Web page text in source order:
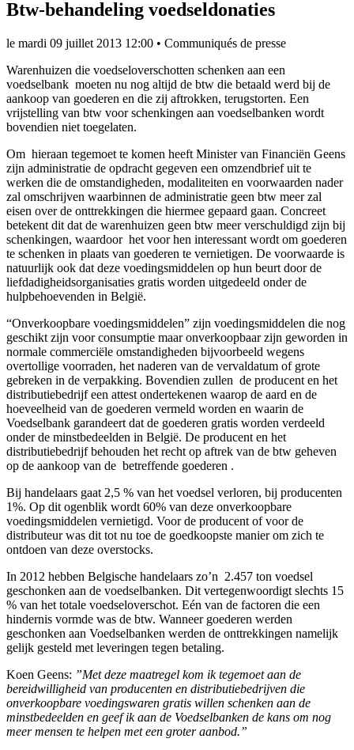
Btw-behandeling voedseldonaties
le mardi 09 juillet 2013 12:00 • Communiqués de presse
Warenhuizen die voedseloverschotten schenken aan een
voedselbank moeten nu nog altijd de btw die betaald werd bij de
aankoop van goederen en die zij aftrokken, terugstorten. Een
vrijstelling van btw voor schenkingen aan voedselbanken wordt
bovendien niet toegelaten.
Om hieraan tegemoet te komen heeft Minister van Financiën Geens
zijn administratie de opdracht gegeven een omzendbrief uit te
werken die de omstandigheden, modaliteiten en voorwaarden nader
zal omschrijven waarbinnen de administratie geen btw meer zal
eisen over de onttrekkingen die hiermee gepaard gaan. Concreet
betekent dit dat de warenhuizen geen btw meer verschuldigd zijn bij
schenkingen, waardoor het voor hen interessant wordt om goederen
te schenken in plaats van goederen te vernietigen. De voorwaarde is
natuurlijk ook dat deze voedingsmiddelen op hun beurt door de
liefdadigheidsorganisaties gratis worden uitgedeeld onder de
hulpbehoevenden in België.
“Onverkoopbare voedingsmiddelen” zijn voedingsmiddelen die nog
geschikt zijn voor consumptie maar onverkoopbaar zijn geworden in
normale commerciële omstandigheden bijvoorbeeld wegens
overtollige voorraden, het naderen van de vervaldatum of grote
gebreken in de verpakking. Bovendien zullen de producent en het
distributiebedrijf een attest ondertekenen waarop de aard en de
hoeveelheid van de goederen vermeld worden en waarin de
Voedselbank garandeert dat de goederen gratis worden verdeeld
onder de minstbedeelden in België. De producent en het
distributiebedrijf behouden het recht op aftrek van de btw geheven
op de aankoop van de betreffende goederen .
Bij handelaars gaat 2,5 % van het voedsel verloren, bij producenten
1%. Op dit ogenblik wordt 60% van deze onverkoopbare
voedingsmiddelen vernietigd. Voor de producent of voor de
distributeur was dit tot nu toe de goedkoopste manier om zich te
ontdoen van deze overstocks.
In 2012 hebben Belgische handelaars zo’n 2.457 ton voedsel
geschonken aan de voedselbanken. Dit vertegenwoordigt slechts 15
% van het totale voedseloverschot. Eén van de factoren die een
hindernis vormde was de btw. Wanneer goederen werden
geschonken aan Voedselbanken werden de onttrekkingen namelijk
gelijk gesteld met leveringen tegen betaling.
Koen Geens: ”Met deze maatregel kom ik tegemoet aan de
bereidwilligheid van producenten en distributiebedrijven die
onverkoopbare voedingswaren gratis willen schenken aan de
minstbedeelden en geef ik aan de Voedselbanken de kans om nog
meer mensen te helpen met een groter aanbod.”